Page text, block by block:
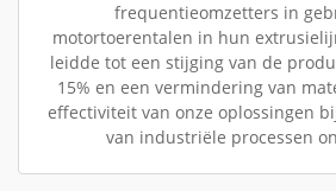
frequentieomzetters in
motortoerentalen in hun
leidde tot een stijging van de
15% en een vermindering van
effectiviteit van onze oplossingen
van industriële processen